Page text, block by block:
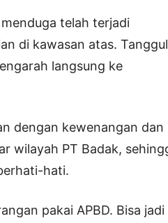
telah terjadi
di kawasan atas. Tanggul
langsung ke
dengan kewenangan dan
wilayah PT Badak,
hati.
pakai APBD. Bisa jadi